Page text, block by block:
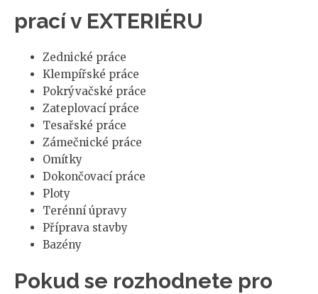
prací v EXTERIÉRU
Zednické práce
Klempířské práce
Pokrývačské práce
Zateplovací práce
Tesařské práce
Zámečnické práce
Omítky
Dokončovací práce
Ploty
Terénní úpravy
Příprava stavby
Bazény
Pokud se rozhodnete pro